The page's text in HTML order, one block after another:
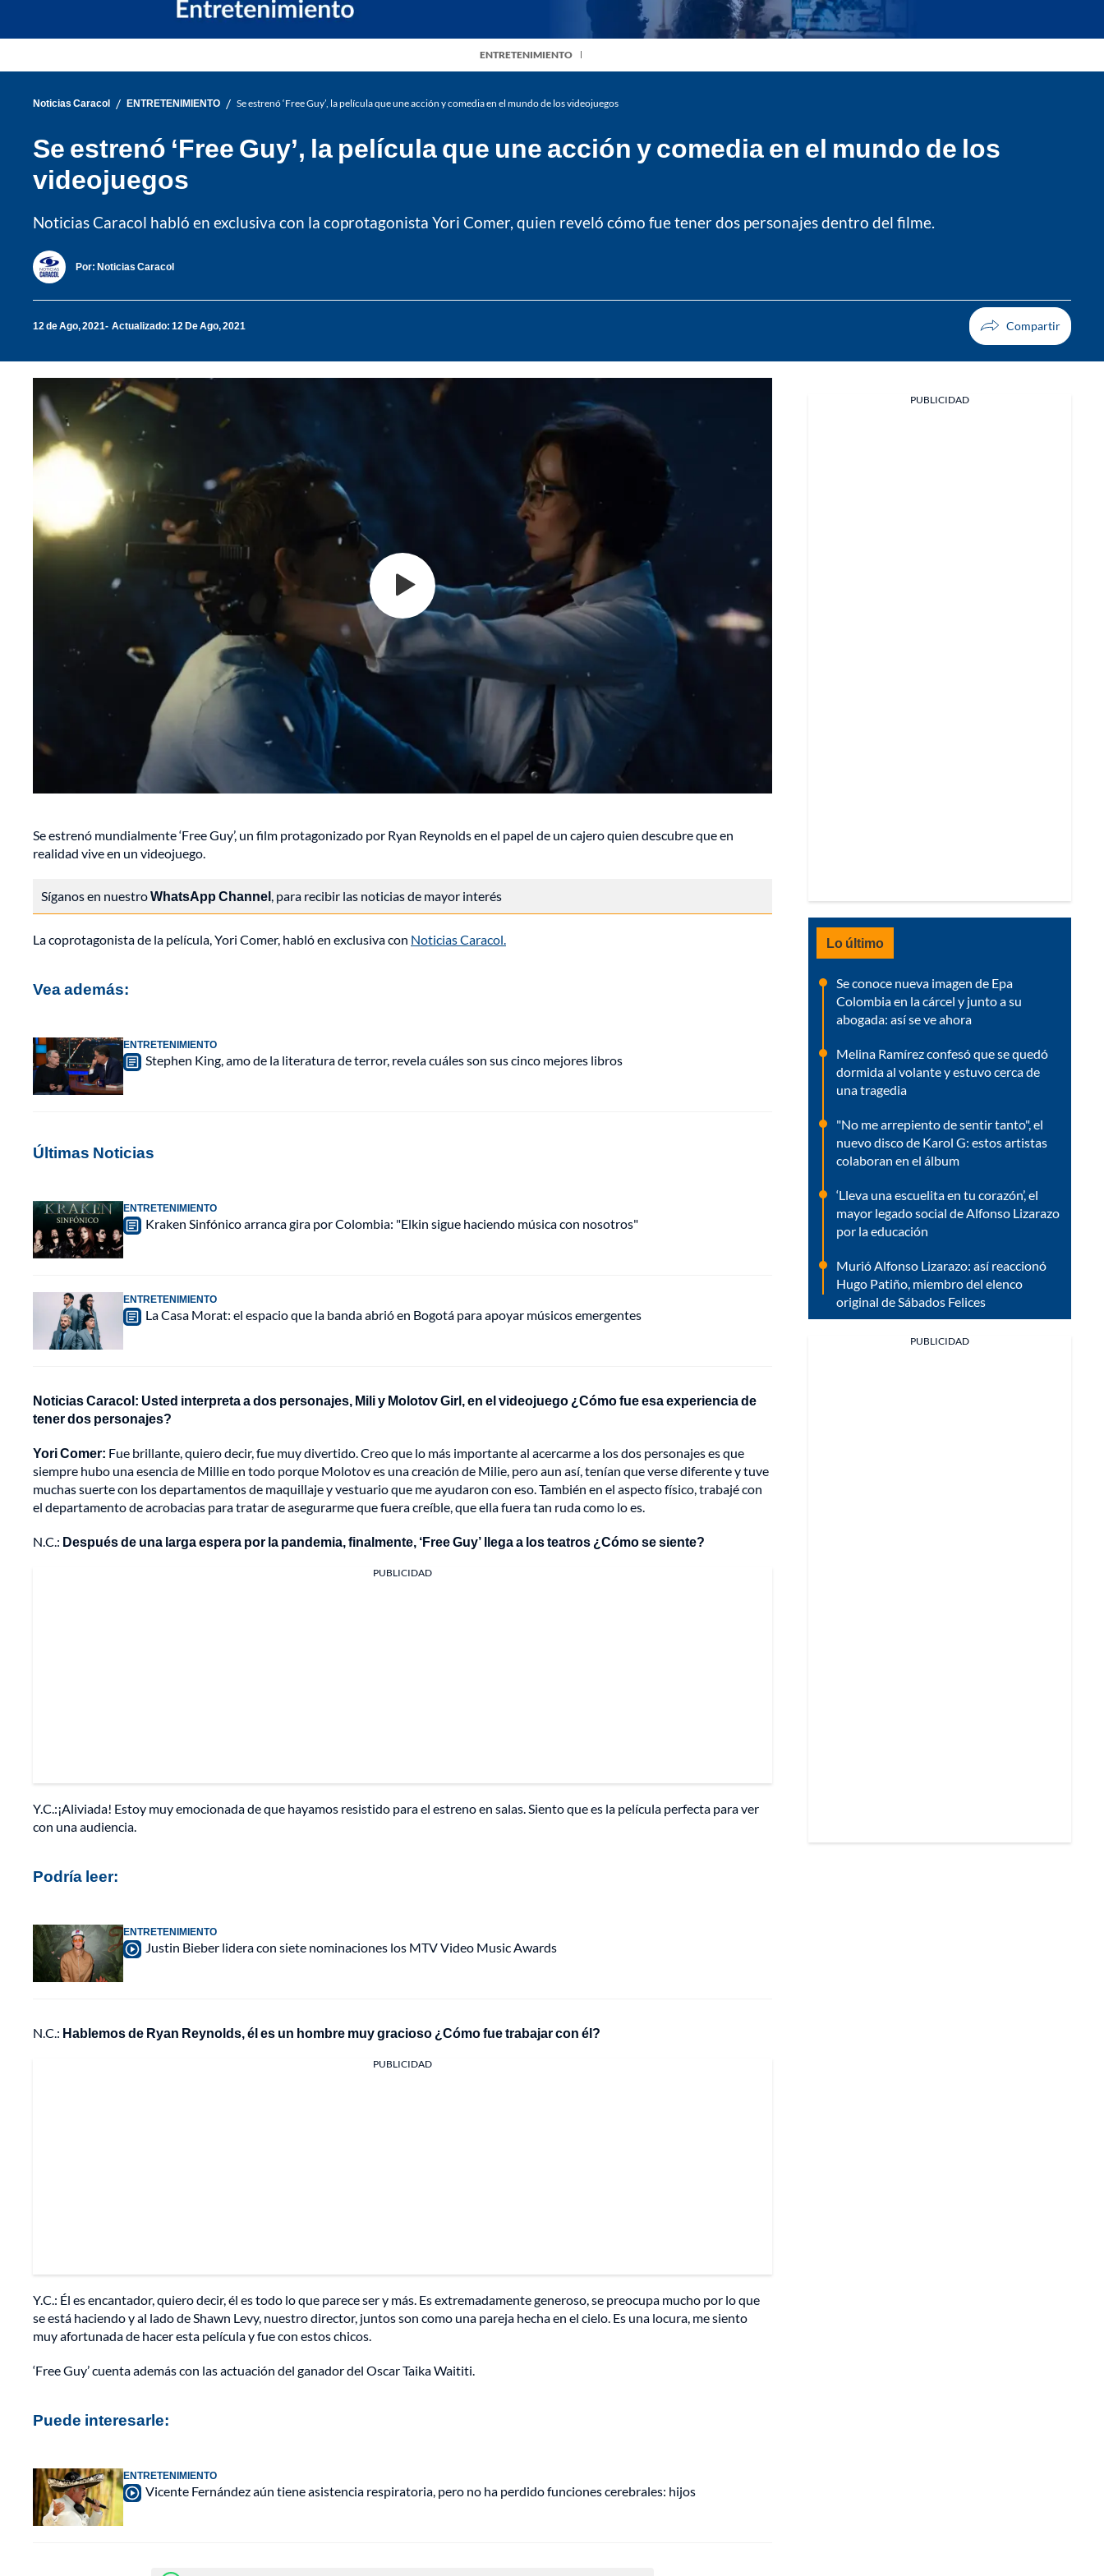
ENTRETENIMIENTO
Noticias Caracol / ENTRETENIMIENTO / Se estrenó ‘Free Guy’, la película que une acción y comedia en el mundo de los videojuegos
Se estrenó ‘Free Guy’, la película que une acción y comedia en el mundo de los
videojuegos
Noticias Caracol habló en exclusiva con la coprotagonista Yori Comer, quien reveló cómo fue tener dos personajes dentro del filme.
Por: Noticias Caracol
12 de Ago, 2021 Actualizado: 12 De Ago, 2021
Se estrenó mundialmente ‘Free Guy’, un film protagonizado por Ryan Reynolds en el papel de un cajero quien descubre que en
realidad vive en un videojuego.
Síganos en nuestroWhatsApp Channel, para recibir las noticias de mayor interés
La coprotagonista de la película, Yori Comer, habló en exclusiva con Noticias Caracol.
Vea además:
ENTRETENIMIENTO
Stephen King, amo de la literatura de terror, revela cuáles son sus cinco mejores libros
Últimas Noticias
ENTRETENIMIENTO
Kraken Sinfónico arranca gira por Colombia: "Elkin sigue haciendo música con nosotros"
ENTRETENIMIENTO
La Casa Morat: el espacio que la banda abrió en Bogotá para apoyar músicos emergentes
Noticias Caracol: Usted interpreta a dos personajes, Mili y Molotov Girl, en el videojuego ¿Cómo fue esa experiencia de
tener dos personajes?
Yori Comer: Fue brillante, quiero decir, fue muy divertido. Creo que lo más importante al acercarme a los dos personajes es que
siempre hubo una esencia de Millie en todo porque Molotov es una creación de Milie, pero aun así, tenían que verse diferente y tuve
muchas suerte con los departamentos de maquillaje y vestuario que me ayudaron con eso. También en el aspecto físico, trabajé con
el departamento de acrobacias para tratar de asegurarme que fuera creíble, que ella fuera tan ruda como lo es.
N.C.: Después de una larga espera por la pandemia, finalmente, ‘Free Guy’ llega a los teatros ¿Cómo se siente?
PUBLICIDAD
Y.C.:¡Aliviada! Estoy muy emocionada de que hayamos resistido para el estreno en salas. Siento que es la película perfecta para ver
con una audiencia.
Podría leer:
ENTRETENIMIENTO
Justin Bieber lidera con siete nominaciones los MTV Video Music Awards
N.C.: Hablemos de Ryan Reynolds, él es un hombre muy gracioso ¿Cómo fue trabajar con él?
PUBLICIDAD
Y.C.: Él es encantador, quiero decir, él es todo lo que parece ser y más. Es extremadamente generoso, se preocupa mucho por lo que
se está haciendo y al lado de Shawn Levy, nuestro director, juntos son como una pareja hecha en el cielo. Es una locura, me siento
muy afortunada de hacer esta película y fue con estos chicos.
‘Free Guy’ cuenta además con las actuación del ganador del Oscar Taika Waititi.
Puede interesarle:
ENTRETENIMIENTO
Vicente Fernández aún tiene asistencia respiratoria, pero no ha perdido funciones cerebrales: hijos
PUBLICIDAD
Lo último
Se conoce nueva imagen de Epa
Colombia en la cárcel y junto a su
abogada: así se ve ahora
Melina Ramírez confesó que se quedó
dormida al volante y estuvo cerca de
una tragedia
"No me arrepiento de sentir tanto", el
nuevo disco de Karol G: estos artistas
colaboran en el álbum
‘Lleva una escuelita en tu corazón’, el
mayor legado social de Alfonso Lizarazo
por la educación
Murió Alfonso Lizarazo: así reaccionó
Hugo Patiño, miembro del elenco
original de Sábados Felices
PUBLICIDAD